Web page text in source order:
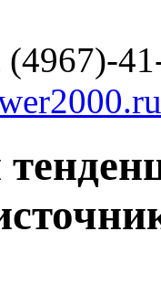
(4967)-